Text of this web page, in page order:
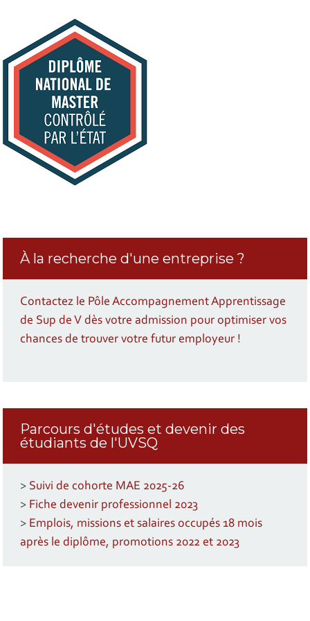
À la recherche d'une entreprise ?
Contactez le Pôle Accompagnement Apprentissage
de Sup de V dès votre admission pour optimiser vos
chances de trouver votre futur employeur !
Parcours d'études et devenir des
étudiants de l'UVSQ
> Suivi de cohorte MAE 2025-26
> Fiche devenir professionnel 2023
> Emplois, missions et salaires occupés 18 mois
après le diplôme, promotions 2022 et 2023